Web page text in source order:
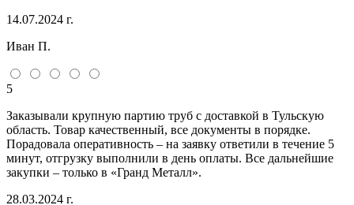
14.07.2024 г.
Иван П.
5
Заказывали крупную партию труб с доставкой в Тульскую
область. Товар качественный, все документы в порядке.
Порадовала оперативность – на заявку ответили в течение 5
минут, отгрузку выполнили в день оплаты. Все дальнейшие
закупки – только в «Гранд Металл».
28.03.2024 г.